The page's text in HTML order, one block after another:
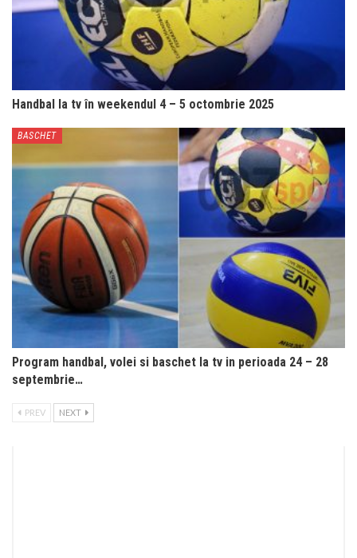
Handbal la tv în weekendul 4 – 5 octombrie 2025
BASCHET
Program handbal, volei si baschet la tv in perioada 24 – 28
septembrie…
PREV NEXT